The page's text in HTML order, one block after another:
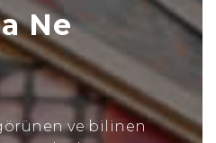
Ne
ve bilinen